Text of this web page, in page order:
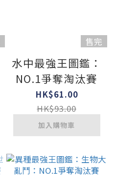
售完
水中最強王圖鑑：
NO.1爭奪淘汰賽
HK$61.00
HK$93.00
加入購物車